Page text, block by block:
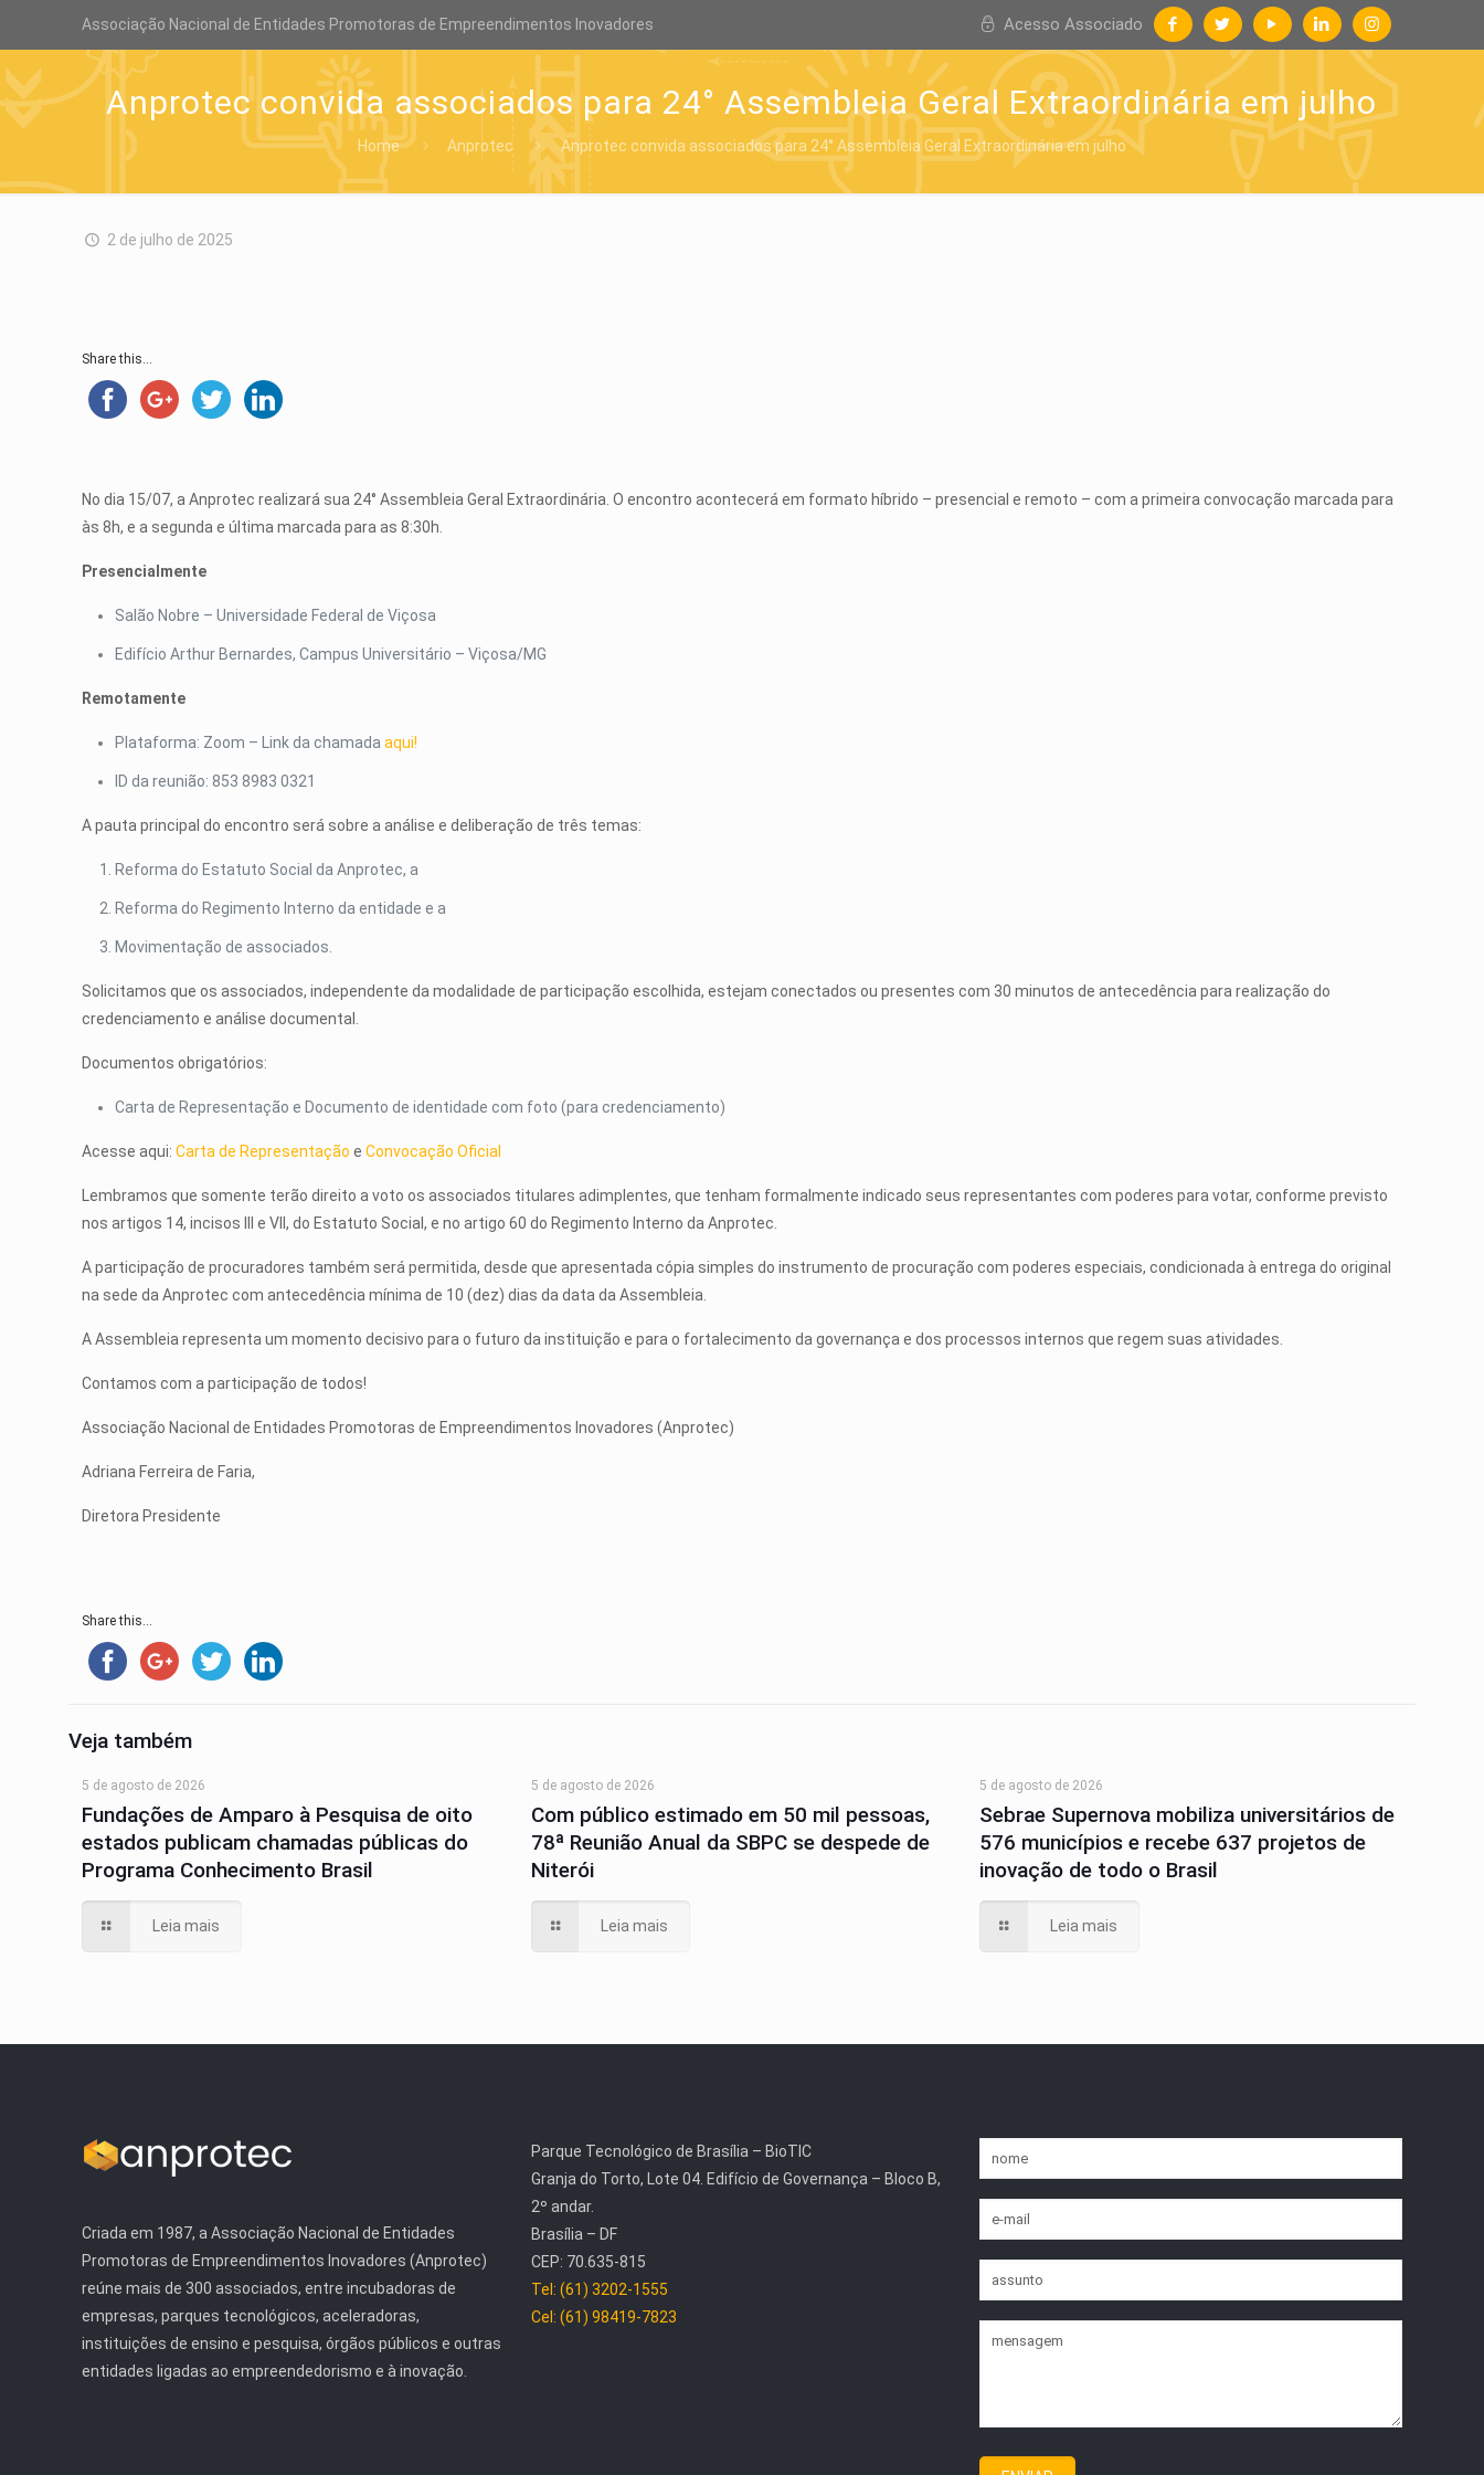
Associação Nacional de Entidades Promotoras de Empreendimentos Inovadores Acesso Associado
Anprotec convida associados para 24° Assembleia Geral Extraordinária em julho
Home Anprotec Anprotec convida associados para 24° Assembleia Geral Extraordinária em julho
2 de julho de 2025
Share this...
No dia 15/07, a Anprotec realizará sua 24° Assembleia Geral Extraordinária. O encontro acontecerá em formato híbrido – presencial e remoto – com a primeira convocação marcada para
às 8h, e a segunda e última marcada para as 8:30h.
Presencialmente
Salão Nobre – Universidade Federal de Viçosa
Edifício Arthur Bernardes, Campus Universitário – Viçosa/MG
Remotamente
Plataforma: Zoom – Link da chamada aqui!
ID da reunião: 853 8983 0321
A pauta principal do encontro será sobre a análise e deliberação de três temas:
Reforma do Estatuto Social da Anprotec, a
Reforma do Regimento Interno da entidade e a
Movimentação de associados.
Solicitamos que os associados, independente da modalidade de participação escolhida, estejam conectados ou presentes com 30 minutos de antecedência para realização do
credenciamento e análise documental.
Documentos obrigatórios:
Carta de Representação e Documento de identidade com foto (para credenciamento)
Acesse aqui:Carta de Representação eConvocação Oficial
Lembramos que somente terão direito a voto os associados titulares adimplentes, que tenham formalmente indicado seus representantes com poderes para votar, conforme previsto
nos artigos 14, incisos III e VII, do Estatuto Social, e no artigo 60 do Regimento Interno da Anprotec.
A participação de procuradores também será permitida, desde que apresentada cópia simples do instrumento de procuração com poderes especiais, condicionada à entrega do original
na sede da Anprotec com antecedência mínima de 10 (dez) dias da data da Assembleia.
A Assembleia representa um momento decisivo para o futuro da instituição e para o fortalecimento da governança e dos processos internos que regem suas atividades.
Contamos com a participação de todos!
Associação Nacional de Entidades Promotoras de Empreendimentos Inovadores (Anprotec)
Adriana Ferreira de Faria,
Diretora Presidente
Share this...
Veja também
5 de agosto de 2026
Fundações de Amparo à Pesquisa de oito
estados publicam chamadas públicas do
Programa Conhecimento Brasil
Leia mais
5 de agosto de 2026
Com público estimado em 50 mil pessoas,
78ª Reunião Anual da SBPC se despede de
Niterói
Leia mais
5 de agosto de 2026
Sebrae Supernova mobiliza universitários de
576 municípios e recebe 637 projetos de
inovação de todo o Brasil
Leia mais
Criada em 1987, a Associação Nacional de Entidades
Promotoras de Empreendimentos Inovadores (Anprotec)
reúne mais de 300 associados, entre incubadoras de
empresas, parques tecnológicos, aceleradoras,
instituições de ensino e pesquisa, órgãos públicos e outras
entidades ligadas ao empreendedorismo e à inovação.
Parque Tecnológico de Brasília – BioTIC
Granja do Torto, Lote 04. Edifício de Governança – Bloco B,
2º andar.
Brasília – DF
CEP: 70.635-815
Tel: (61) 3202-1555
Cel: (61) 98419-7823